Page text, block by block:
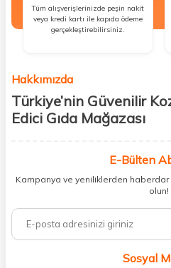
Tüm alışverişlerinizde peşin nakit
veya kredi kartı ile kapıda ödeme
gerçekleştirebilirsiniz.
Hakkımızda
Türkiye’nin Güvenilir
Edici Gıda Mağazası
kişisel bakım hem de takviye edici
buluşturuyoruz. Artık mağaza mağaza
ihtiyacınız olan her şeyi tek bir çatı
%100 orijinal kozmetik ve sağlık
vücudunuzu desteklemek için güvenilir
minerallere kadar binlerce ürünü
E-Bülten
Kampanya ve yeniliklerden
olun!
Sosyal